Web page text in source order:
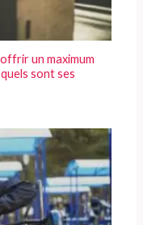
un maximum
sont ses